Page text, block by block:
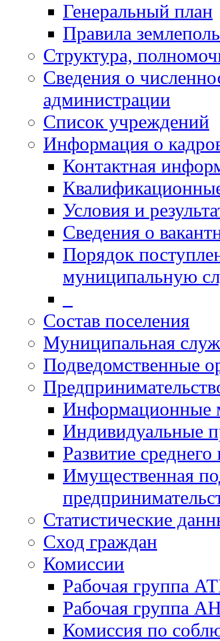
Генеральный план
Правила
Структура,
Сведения о
администрации
Список учреждений
Информация о
Контактная
Условия и
Сведения о
Порядок
муниципальную
Состав поселения
Муниципальная
Подведомственные
Информационные
Индивидуальные
Развитие
Имущественная
Статистические
Сход граждан
Комиссии
Рабочая группа
Рабочая группа
Комиссия по